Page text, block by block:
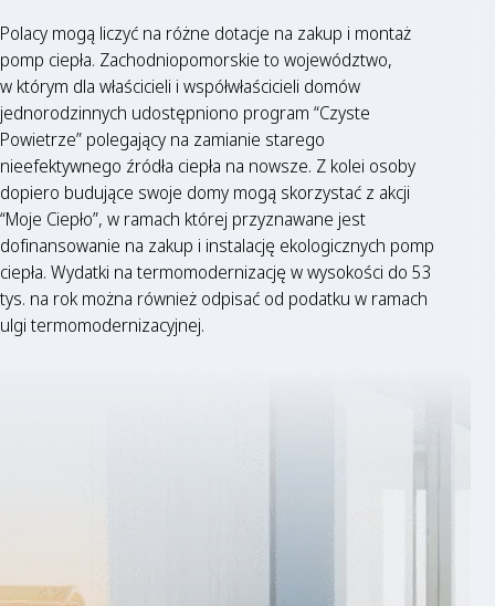
Polacy mogą liczyć na różne dotacje na zakup i montaż
pomp ciepła. Zachodniopomorskie to województwo,
w którym dla właścicieli i współwłaścicieli domów
jednorodzinnych udostępniono program “Czyste
Powietrze” polegający na zamianie starego
nieefektywnego źródła ciepła na nowsze. Z kolei osoby
dopiero budujące swoje domy mogą skorzystać z akcji
“Moje Ciepło”, w ramach której przyznawane jest
dofinansowanie na zakup i instalację ekologicznych pomp
ciepła. Wydatki na termomodernizację w wysokości do 53
tys. na rok można również odpisać od podatku w ramach
ulgi termomodernizacyjnej.